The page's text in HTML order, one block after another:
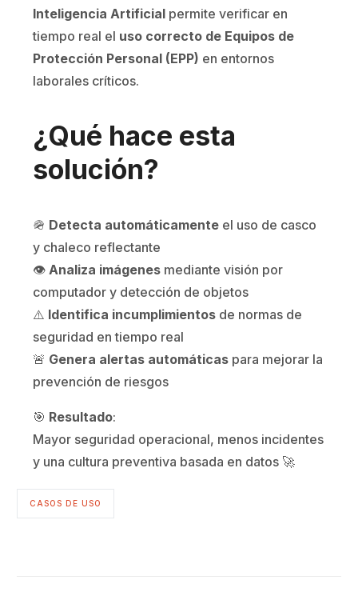
Inteligencia Artificialpermite verificar en
tiempo real el uso correcto de Equipos de
Protección Personal (EPP) en entornos
laborales críticos.
¿Qué hace esta
solución?
🪖 Detecta automáticamenteel uso de casco
y chaleco reflectante
👁️ Analiza imágenesmediante visión por
computador y detección de objetos
⚠️ Identifica incumplimientosde normas de
seguridad en tiempo real
🚨 Genera alertas automáticaspara mejorar la
prevención de riesgos
🎯 Resultado:
Mayor seguridad operacional, menos incidentes
y una cultura preventiva basada en datos 🚀
CASOS DE USO